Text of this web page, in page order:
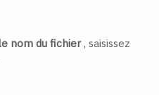
nom du fichier, saisissez